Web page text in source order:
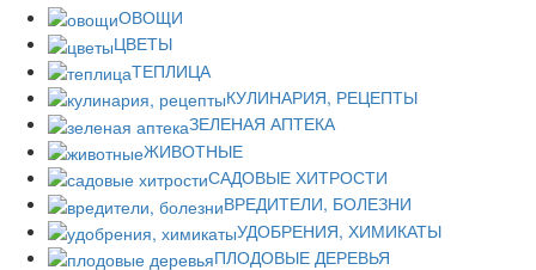
ОВОЩИ
ЦВЕТЫ
ТЕПЛИЦА
КУЛИНАРИЯ, РЕЦЕПТЫ
ЗЕЛЕНАЯ АПТЕКА
ЖИВОТНЫЕ
САДОВЫЕ ХИТРОСТИ
ВРЕДИТЕЛИ, БОЛЕЗНИ
УДОБРЕНИЯ, ХИМИКАТЫ
ПЛОДОВЫЕ ДЕРЕВЬЯ